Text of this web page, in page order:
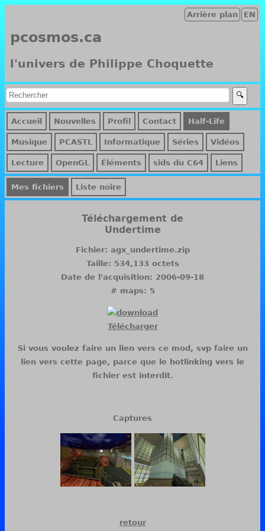
EN
Arrière plan
pcosmos.ca
l'univers de Philippe Choquette
Accueil Nouvelles Profil Contact Half-Life
Musique PCASTL Informatique Séries Vidéos
Lecture OpenGL Éléments sids du C64 Liens
Mes fichiers Liste noire
Téléchargement de
Undertime
Fichier: agx_undertime.zip
Taille: 534,133 octets
Date de l'acquisition: 2006-09-18
# maps: 5
Télécharger
Si vous voulez faire un lien vers ce mod, svp faire un
lien vers cette page, parce que le hotlinking vers le
fichier est interdit.
Captures
retour